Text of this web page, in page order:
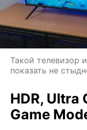
Такой телевизор
показать не
HDR, Ultra
Game